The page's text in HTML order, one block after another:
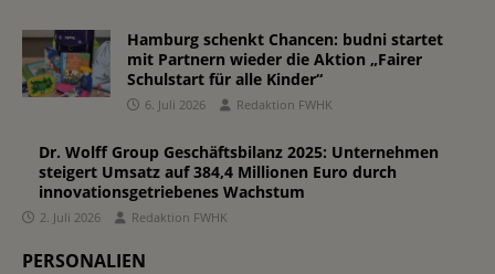
Hamburg schenkt Chancen: budni startet
mit Partnern wieder die Aktion „Fairer
Schulstart für alle Kinder“
6. Juli 2026 Redaktion FWHK
Dr. Wolff Group Geschäftsbilanz 2025: Unternehmen
steigert Umsatz auf 384,4 Millionen Euro durch
innovationsgetriebenes Wachstum
2. Juli 2026 Redaktion FWHK
PERSONALIEN